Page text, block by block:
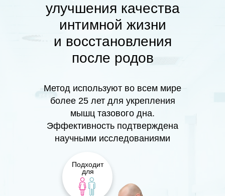
Метод используют во всем мире
более 25 лет для укрепления
мышц тазового дна.
Эффективность подтверждена
научными исследованиями
улучшения качества
интимной жизни
и восстановления
после родов
Подходит
для